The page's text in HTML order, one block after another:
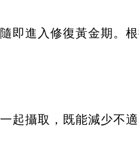
即進入修復黃金期。
起攝取，既能減少不